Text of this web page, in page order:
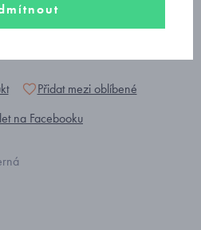
Přidat mezi oblíbené
na Facebooku